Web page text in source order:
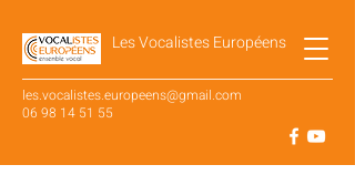
Les Vocalistes Européens
les.vocalistes.europeens@gmail.com
06 98 14 51 55